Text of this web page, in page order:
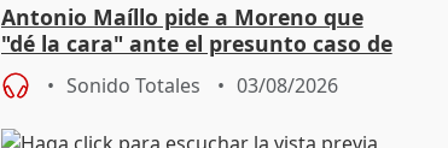
Antonio Maíllo pide a Moreno que
"dé la cara" ante el presunto caso de
acoso del CEO de ADM
Sonido Totales 03/08/2026